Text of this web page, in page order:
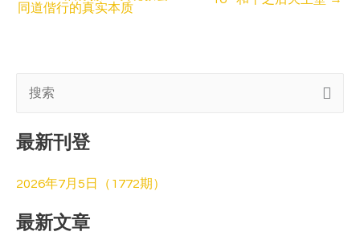
同道偕行的真实本质
:最新刊登
2026年7月5日（1772期）
最新文章